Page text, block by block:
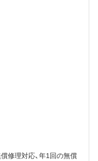
修理対応、年1回の無償